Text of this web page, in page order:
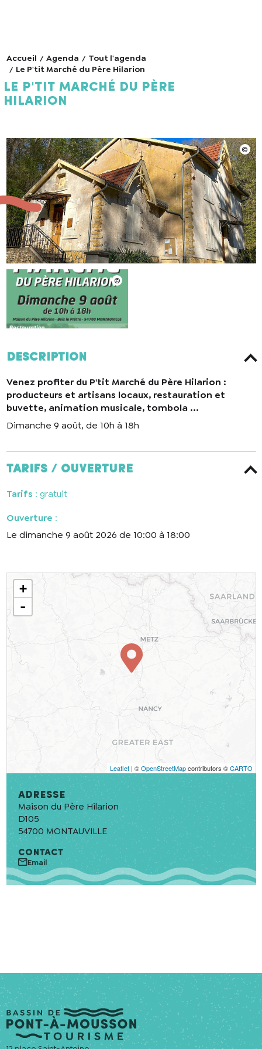
Accueil Agenda
Tout l'agenda
Le P'tit Marché du Père Hilarion
Le P'tit Marché du Père
Hilarion
Description
Venez profiter du P'tit Marché du Père Hilarion :
producteurs et artisans locaux, restauration et
buvette, animation musicale, tombola ...
Dimanche 9 août, de 10h à 18h
Tarifs / ouverture
Tarifs : gratuit
Ouverture :
Le dimanche 9 août 2026 de 10:00 à 18:00
+
-
Leaflet| ©OpenStreetMapcontributors ©CARTO
Adresse
Maison du Père Hilarion
D105
54700 MONTAUVILLE
CONTACT
Email
En cochant cette case, j’accepte que les
informations saisies soient utilisées pour
permettre de me recontacter.